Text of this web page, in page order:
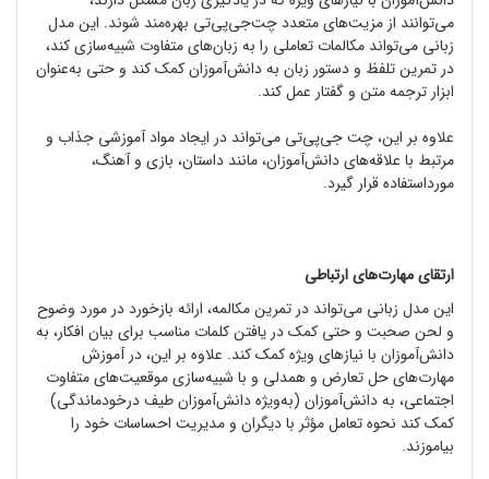
می‌توانند از مزیت‌های متعدد چت‌جی‌پی‌تی بهره‌مند شوند. این مدل
زبانی می‌تواند مکالمات تعاملی را به زبان‌های متفاوت شبیه‌سازی کند،
در تمرین تلفظ و دستور زبان به دانش‌آموزان کمک کند و حتی به‌عنوان
ابزار ترجمه متن و گفتار عمل کند.
علاوه بر این، چت ‌جی‌پی‌تی می‌تواند در ایجاد مواد آموزشی جذاب و
مرتبط با علاقه‌های دانش‌آموزان، مانند داستان‌، بازی و آهنگ‌،
مورداستفاده قرار گیرد.
ارتقای مهارت‌های ارتباطی
این مدل زبانی می‌تواند در تمرین مکالمه، ارائه بازخورد در مورد وضوح
و لحن صحبت و حتی کمک در یافتن کلمات مناسب برای بیان افکار، به
دانش‌آموزان با نیازهای ویژه کمک کند. علاوه بر این، در آموزش
مهارت‌های حل تعارض و همدلی و با شبیه‌سازی موقعیت‌های متفاوت
اجتماعی، به دانش‌آموزان (به‌ویژه دانش‌آموزان طیف درخودماندگی)
کمک کند نحوه تعامل مؤثر با دیگران و مدیریت احساسات خود را
بیاموزند.